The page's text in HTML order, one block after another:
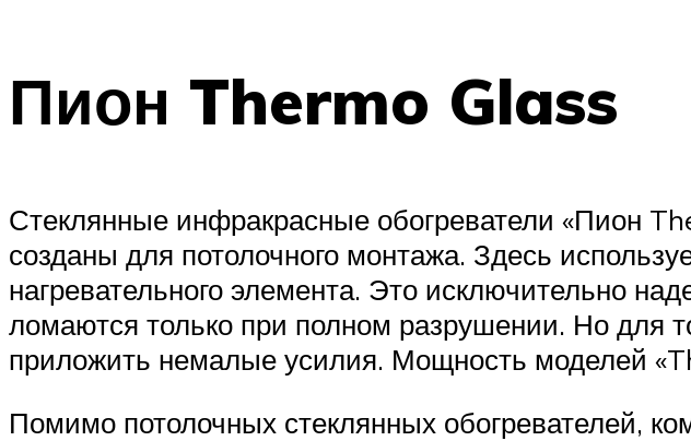
Пион Thermo Glass
Стеклянные инфракрасные обогреватели «Пион
созданы для потолочного монтажа. Здесь
нагревательного элемента. Это исключительно
ломаются только при полном разрушении. Но для
приложить немалые усилия. Мощность моделей
Помимо потолочных стеклянных обогревателей,